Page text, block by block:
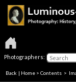
Photographers:
Back | Home > Contents >